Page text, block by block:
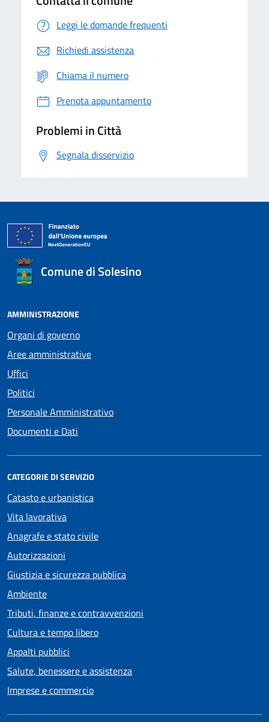
Leggi le domande frequenti
Richiedi assistenza
Chiama il numero
Prenota appuntamento
Problemi in Città
Segnala disservizio
Comune di Solesino
AMMINISTRAZIONE
Organi di governo
Aree amministrative
Uffici
Politici
Personale Amministrativo
Documenti e Dati
CATEGORIE DI SERVIZIO
Catasto e urbanistica
Vita lavorativa
Anagrafe e stato civile
Autorizzazioni
Giustizia e sicurezza pubblica
Ambiente
Tributi, finanze e contravvenzioni
Cultura e tempo libero
Appalti pubblici
Salute, benessere e assistenza
Imprese e commercio